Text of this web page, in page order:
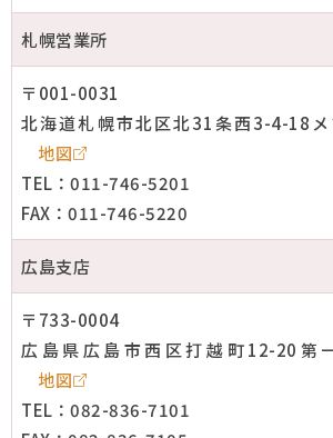
札幌営業所
〒001-0031
北海道札幌市北区北31条西3-4-18
地図
TEL：011-746-5201
FAX：011-746-5220
広島支店
〒733-0004
広島県広島市西区打越町12-20第
地図
TEL：082-836-7101